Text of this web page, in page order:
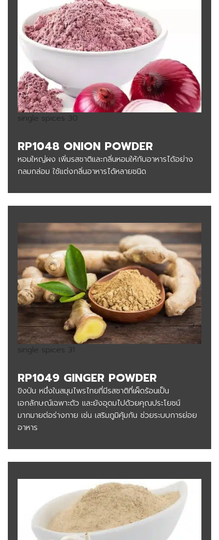
single spices 30
RP1048 ONION POWDER
หอมใหญ่ผง เพิ่มรสชาติและกลิ่นหอมให้กับอาหารได้อย่าง
กลมกล่อม ใช้แต่งกลิ่นอาหารได้หลายชนิด
single spices 31
RP1049 GINGER POWDER
ขิงป่น หนึ่งในสมุนไพรไทยที่มีรสชาติที่เผ็ดร้อนเป็น
เอกลักษณ์เฉพาะตัว และยังอุดมไปด้วยคุณประโยชน์
มากมายต่อร่างกาย เช่น เสริมภูมิคุ้มกัน ช่วยระบบการย่อย
อาหาร